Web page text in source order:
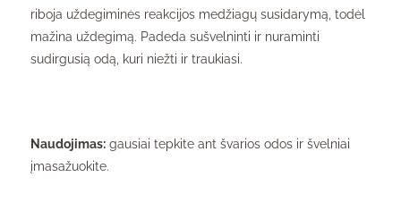
riboja uždegiminės reakcijos medžiagų susidarymą, todėl
mažina uždegimą. Padeda sušvelninti ir nuraminti
sudirgusią odą, kuri niežti ir traukiasi.
Naudojimas: gausiai tepkite ant švarios odos ir švelniai
įmasažuokite.